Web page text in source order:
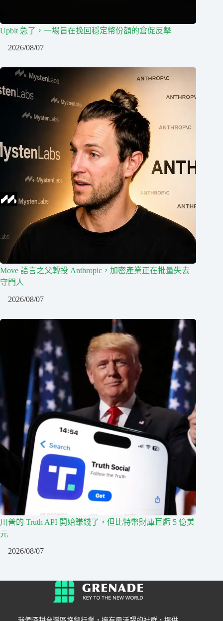
Upbit 急了，一場旨在挽回穩定幣份額的倉促反擊
2026/08/07
Move 語言之父轉投 Anthropic，加密產業正在批量失去
守門人
2026/08/07
川普的 Truth API 開始賺錢了，但比特幣財庫巨虧 5 億美
元
2026/08/07